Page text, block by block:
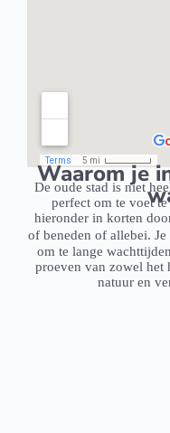
Waarom je
De oude stad is niet
perfect om te voet
hieronder in korten
of beneden of allebei. Je
om te lange
proeven van zowel het
natuur en